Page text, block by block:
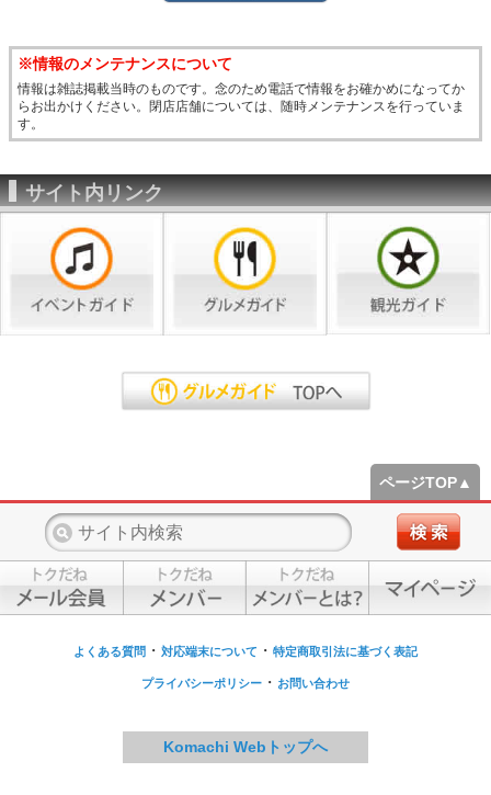
※情報のメンテナンスについて
情報は雑誌掲載当時のものです。念のため電話で情報をお確かめになってか
らお出かけください。閉店店舗については、随時メンテナンスを行っていま
す。
サイト内リンク
ページTOP▲
よくある質問 ・ 対応端末について ・ 特定商取引法に基づく表記
プライバシーポリシー ・ お問い合わせ
Komachi Webトップへ